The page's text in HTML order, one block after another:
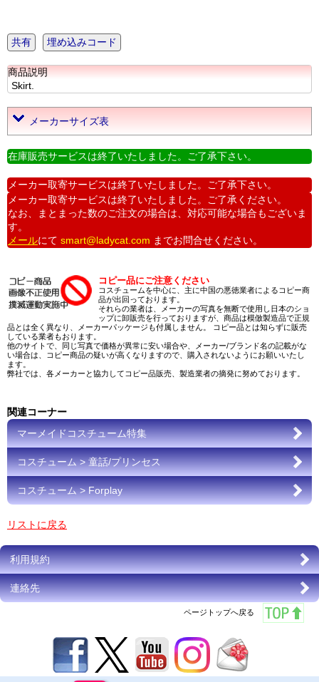
共有 埋め込みコード
商品説明
Skirt.
メーカーサイズ表
在庫販売サービスは終了いたしました。ご了承下さい。
メーカー取寄サービスは終了いたしました。ご了承下さい。
メーカー取寄サービスは終了いたしました。ご了承ください。
なお、まとまった数のご注文の場合は、対応可能な場合もございま
す。
メールにて smart@ladycat.com までお問合せください。
コピー品にご注意ください
コスチュームを中心に、主に中国の悪徳業者によるコピー商
品が出回っております。
それらの業者は、メーカーの写真を無断で使用し日本のショ
ップに卸販売を行っておりますが、商品は模倣製造品で正規
品とは全く異なり、メーカーパッケージも付属しません。 コピー品とは知らずに販売
している業者もおります。
他のサイトで、同じ写真で価格が異常に安い場合や、メーカー/ブランド名の記載がな
い場合は、コピー商品の疑いが高くなりますので、購入されないようにお願いいたし
ます。
弊社では、各メーカーと協力してコピー品販売、製造業者の摘発に努めております。
関連コーナー
マーメイドコスチューム特集
コスチューム > 童話/プリンセス
コスチューム > Forplay
リストに戻る
利用規約
連絡先
ページトップへ戻る